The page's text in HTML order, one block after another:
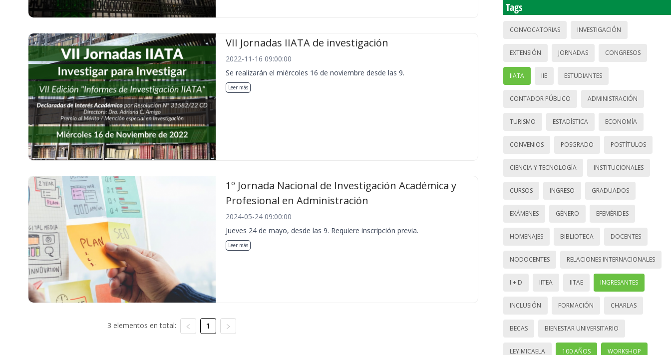
VII Jornadas IIATA de investigación
2022-11-16 09:00:00
Se realizarán el miércoles 16 de noviembre desde las 9.
Leer más
1º Jornada Nacional de Investigación Académica y
Profesional en Administración
2024-05-24 09:00:00
Jueves 24 de mayo, desde las 9. Requiere inscripción previa.
Leer más
3 elementos en total: 1
Tags
CONVOCATORIAS INVESTIGACIÓN
EXTENSIÓN JORNADAS CONGRESOS
IIATA IIE ESTUDIANTES
CONTADOR PÚBLICO ADMINISTRACIÓN
TURISMO ESTADÍSTICA ECONOMÍA
CONVENIOS POSGRADO POSTÍTULOS
CIENCIA Y TECNOLOGÍA INSTITUCIONALES
CURSOS INGRESO GRADUADOS
EXÁMENES GÉNERO EFEMÉRIDES
HOMENAJES BIBLIOTECA DOCENTES
NODOCENTES RELACIONES INTERNACIONALES
I + D IITEA IITAE INGRESANTES
INCLUSIÓN FORMACIÓN CHARLAS
BECAS BIENESTAR UNIVERSITARIO
LEY MICAELA 100 AÑOS WORKSHOP